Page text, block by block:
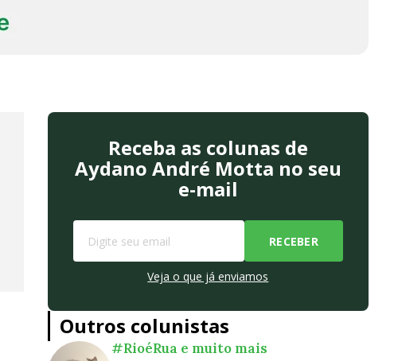
Receba as colunas de
Aydano André Motta no seu
e-mail
Veja o que já enviamos
Outros colunistas
#RioéRua e muito mais